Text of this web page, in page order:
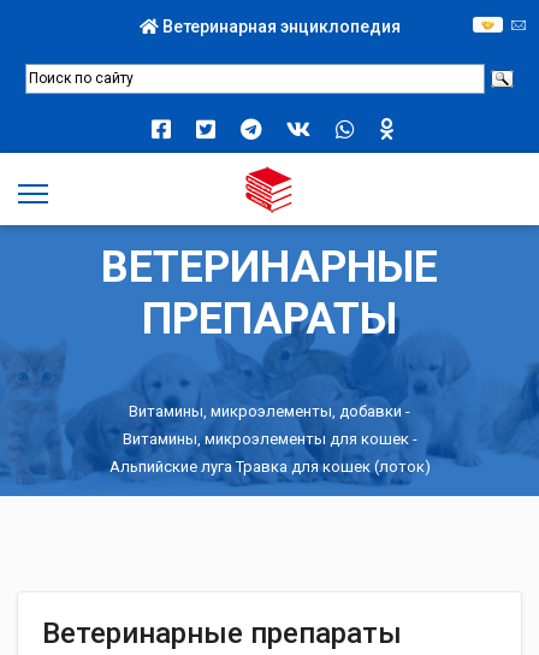
Ветеринарная энциклопедия
ВЕТЕРИНАРНЫЕ
ПРЕПАРАТЫ
Витамины, микроэлементы, добавки -
Витамины, микроэлементы для кошек-
Альпийские луга Травка для кошек (лоток)
Ветеринарные препараты